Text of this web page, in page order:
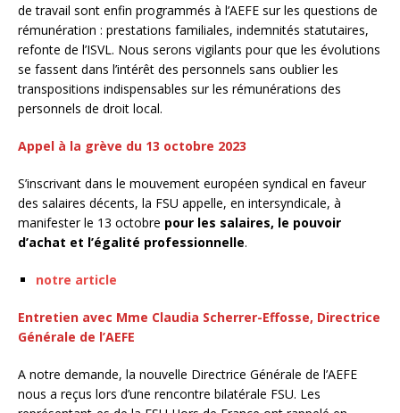
de travail sont enfin programmés à l’AEFE sur les questions de
rémunération : prestations familiales, indemnités statutaires,
refonte de l’ISVL. Nous serons vigilants pour que les évolutions
se fassent dans l’intérêt des personnels sans oublier les
transpositions indispensables sur les rémunérations des
personnels de droit local.
Appel à la grève du 13 octobre 2023
S’inscrivant dans le mouvement européen syndical en faveur
des salaires décents, la FSU appelle, en intersyndicale, à
manifester le 13 octobre pour les salaires, le pouvoir
d’achat et l’égalité professionnelle.
notre article
Entretien avec Mme Claudia Scherrer-Effosse, Directrice
Générale de l’AEFE
A notre demande, la nouvelle Directrice Générale de l’AEFE
nous a reçus lors d’une rencontre bilatérale FSU. Les